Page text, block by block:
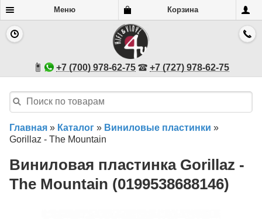
Меню Корзина
+7 (700) 978-62-75 +7 (727) 978-62-75
Главная » Каталог » Виниловые пластинки »
Gorillaz - The Mountain
Виниловая пластинка Gorillaz -
The Mountain (0199538688146)